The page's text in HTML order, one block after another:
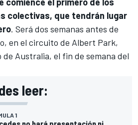
colectivas, que tendrán lugar
. Será dos semanas antes de
en el circuito de Albert Park,
de Australia, el fin de semana del
leer:
1